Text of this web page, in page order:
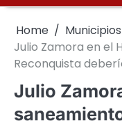
Home
Municipios
Julio Zamora en el
Reconquista
Julio